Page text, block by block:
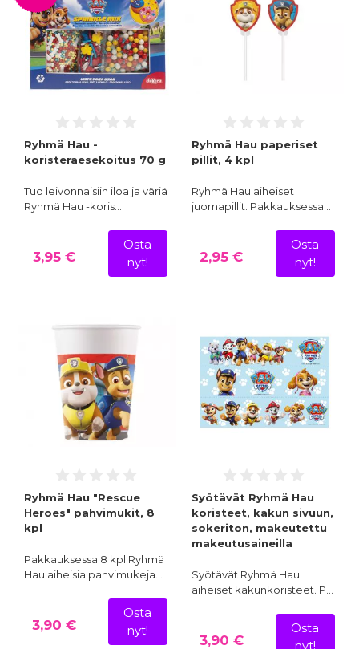
Ryhmä Hau -
koristeraesekoitus 70 g
Tuo leivonnaisiin iloa ja väriä
Ryhmä Hau -koris…
3,95 €
Osta
nyt!
Ryhmä Hau paperiset
pillit, 4 kpl
Ryhmä Hau aiheiset
juomapillit. Pakkauksessa…
2,95 €
Osta
nyt!
Ryhmä Hau "Rescue
Heroes" pahvimukit, 8
kpl
Pakkauksessa 8 kpl Ryhmä
Hau aiheisia pahvimukeja…
3,90 €
Osta
nyt!
Syötävät Ryhmä Hau
koristeet, kakun sivuun,
sokeriton, makeutettu
makeutusaineilla
Syötävät Ryhmä Hau
aiheiset kakunkoristeet. P…
3,90 €
Osta
nyt!